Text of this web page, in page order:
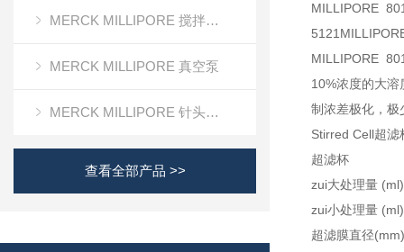
MERCK MILLIPORE 搅拌式超滤装置超滤杯
MERCK MILLIPORE 真空泵
MERCK MILLIPORE 针头滤器针头式滤器
查看全部产品 >>
MILLIPORE
MILLIPORE
10%浓度的大
制浓差极化，极
Stirred Cell超滤
超滤杯
zui大
zui小处
超滤膜